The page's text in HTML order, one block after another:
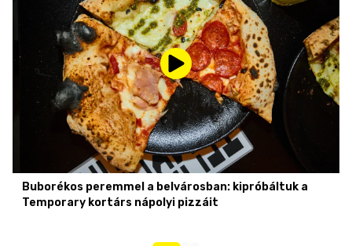
Buborékos peremmel a belvárosban: kipróbáltuk a
Temporary kortárs nápolyi pizzáit